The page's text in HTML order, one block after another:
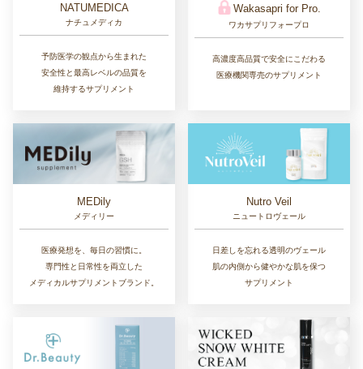
NATUMEDICA
ナチュメディカ
予防医学の観点から生まれた
安全性と最高レベルの品質を
維持するサプリメント
Wakasapri for Pro.
ワカサプリフォープロ
高濃度高品質で安全にこだわる
医療機関専売のサプリメント
MEDily
メディリー
医療発想を、毎日の習慣に。
専門性と日常性を両立した
メディカルサプリメントブランド。
Nutro Veil
ニュートロヴェール
日差しを忘れる透明のヴェール
肌の内側から健やかな肌を保つ
サプリメント